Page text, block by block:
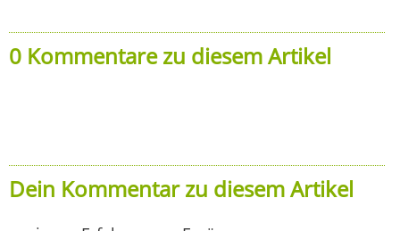
0 Kommentare zu diesem Artikel
Dein Kommentar zu diesem Artikel